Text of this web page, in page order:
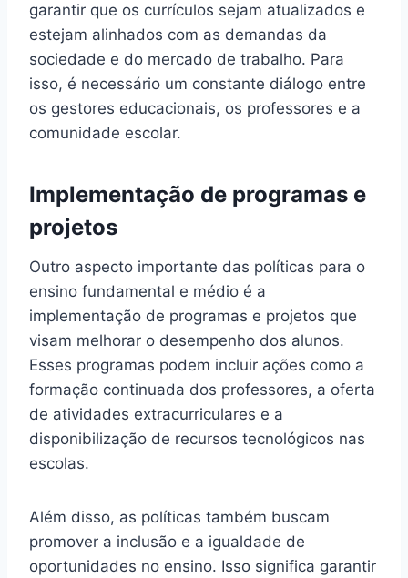
garantir que os currículos sejam atualizados e
estejam alinhados com as demandas da
sociedade e do mercado de trabalho. Para
isso, é necessário um constante diálogo entre
os gestores educacionais, os professores e a
comunidade escolar.
Implementação de programas e
projetos
Outro aspecto importante das políticas para o
ensino fundamental e médio é a
implementação de programas e projetos que
visam melhorar o desempenho dos alunos.
Esses programas podem incluir ações como a
formação continuada dos professores, a oferta
de atividades extracurriculares e a
disponibilização de recursos tecnológicos nas
escolas.
Além disso, as políticas também buscam
promover a inclusão e a igualdade de
oportunidades no ensino. Isso significa garantir